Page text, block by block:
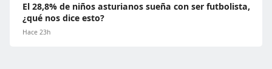
El 28,8% de niños asturianos sueña con ser futbolista,
¿qué nos dice esto?
Hace 23h